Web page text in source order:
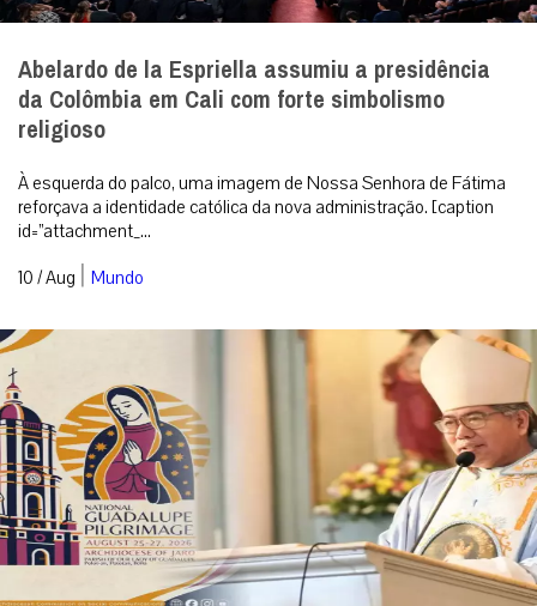
Abelardo de la Espriella assumiu a presidência
da Colômbia em Cali com forte simbolismo
religioso
À esquerda do palco, uma imagem de Nossa Senhora de Fátima
reforçava a identidade católica da nova administração. [caption
id=”attachment_...
10 / Aug | Mundo